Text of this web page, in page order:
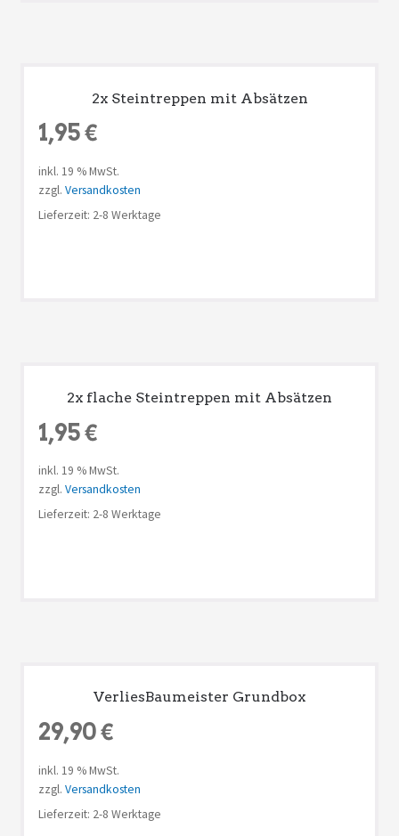
2x Steintreppen mit Absätzen
1,95€
inkl. 19 % MwSt.
zzgl. Versandkosten
Lieferzeit: 2-8 Werktage
2x flache Steintreppen mit Absätzen
1,95€
inkl. 19 % MwSt.
zzgl. Versandkosten
Lieferzeit: 2-8 Werktage
VerliesBaumeister Grundbox
29,90€
inkl. 19 % MwSt.
zzgl. Versandkosten
Lieferzeit: 2-8 Werktage